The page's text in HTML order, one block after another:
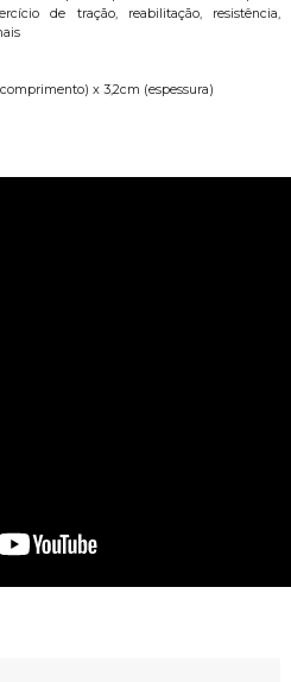
de tração, reabilitação, resistência,
x 3,2cm (espessura)